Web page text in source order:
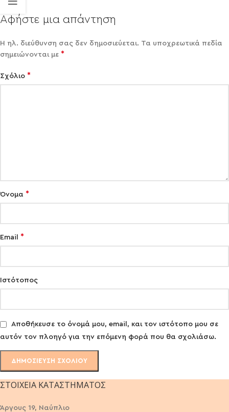
Αφήστε μια απάντηση
Η ηλ. διεύθυνση σας δεν δημοσιεύεται. Τα υποχρεωτικά πεδία
σημειώνονται με *
Σχόλιο *
Όνομα *
Email *
Ιστότοπος
Αποθήκευσε το όνομά μου, email, και τον ιστότοπο μου σε
αυτόν τον πλοηγό για την επόμενη φορά που θα σχολιάσω.
ΣΤΟΙΧΕΊΑ ΚΑΤΑΣΤΉΜΑΤΟΣ
Άργους 19, Ναύπλιο